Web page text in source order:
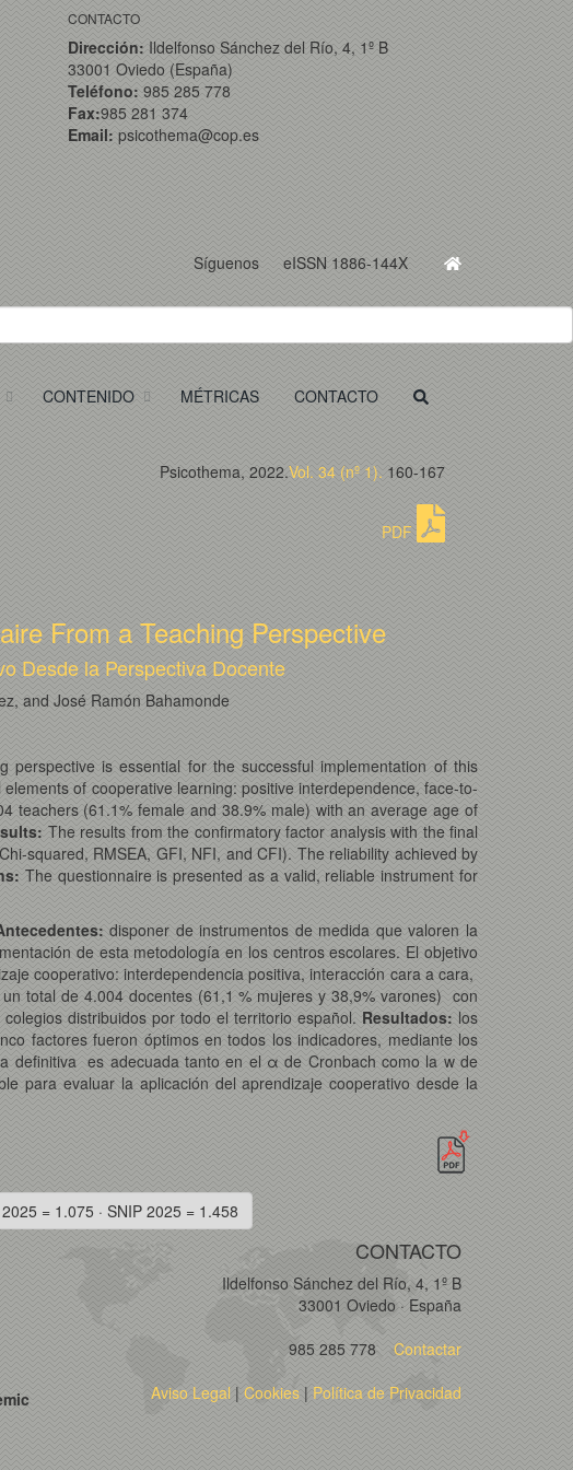
CONTACTO
Dirección: Ildelfonso Sánchez del Río, 4, 1º B
33001 Oviedo (España)
Teléfono: 985 285 778
Fax:985 281 374
Email: psicothema@cop.es
Síguenos eISSN 1886-144X
CONTENIDO MÉTRICAS CONTACTO
Psicothema, 2022.Vol. 34 (nº 1). 160-167
PDF
From a Teaching Perspective
Desde la Perspectiva Docente
and José Ramón Bahamonde
is essential for the successful implementation of this
of cooperative learning: positive interdependence, face-to-
teachers (61.1% female and 38.9% male) with an average age of
The results from the confirmatory factor analysis with the final
squared, RMSEA, GFI, NFI, and CFI). The reliability achieved by
The questionnaire is presented as a valid, reliable instrument for
disponer de instrumentos de medida que valoren la
de esta metodología en los centros escolares. El objetivo
cooperativo: interdependencia positiva, interacción cara a cara,
total de 4.004 docentes (61,1 % mujeres y 38,9% varones) con
distribuidos por todo el territorio español. Resultados: los
factores fueron óptimos en todos los indicadores, mediante los
definitiva es adecuada tanto en el α de Cronbach como la w de
para evaluar la aplicación del aprendizaje cooperativo desde la
= 1.075 · SNIP 2025 = 1.458
CONTACTO
Ildelfonso Sánchez del Río, 4, 1º B
33001 Oviedo · España
985 285 778 Contactar
Aviso Legal | Cookies | Política de Privacidad